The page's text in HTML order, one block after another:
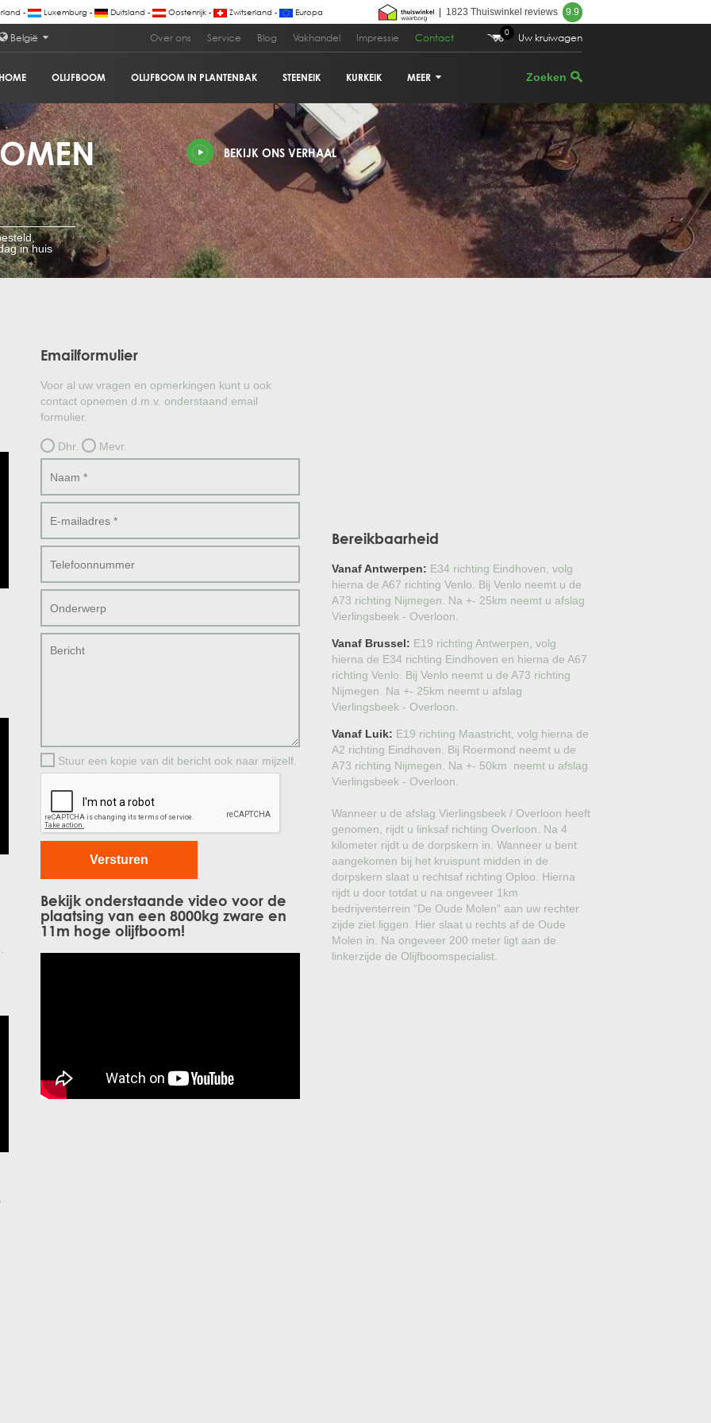
- Luxemburg - Duitsland - Oostenrijk - Zwitserland - Europa 1823 Thuiswinkel reviews 9.9
België Over ons Service Blog Vakhandel Impressie Contact 0 Uw kruiwagen
HOME OLIJFBOOM OLIJFBOOM IN PLANTENBAK STEENEIK KURKEIK MEER
VIJGENBOOM
PALMBOOM
DRUIVENRANK
GRANAATAPPELBOOM
PERZISCHE SLAAPBOOM
JAPANSE ESDOORN
JAPANSE BONSAI
BOLVORMIGE DEN
JAPANSE WOLMISPEL
TOSCAANSE JASMIJN
VORMSNOEI
BAMBOE
JUDASBOOM
PORTUGESE LAURIER
BEKIJK ONS VERHAAL
in huis
Emailformulier
Voor al uw vragen en opmerkingen kunt u ook
contact opnemen d.m.v. onderstaand email
formulier.
Dhr. Mevr.
Stuur een kopie van dit bericht ook naar mijzelf.
Bekijk onderstaande video voor de
plaatsing van een 8000kg zware en
11m hoge olijfboom!
Bereikbaarheid
Vanaf Antwerpen: E34 richting Eindhoven, volg
hierna de A67 richting Venlo. Bij Venlo neemt u de
A73 richting Nijmegen. Na +- 25km neemt u afslag
Vierlingsbeek - Overloon.
Vanaf Brussel: E19 richting Antwerpen, volg
hierna de E34 richting Eindhoven en hierna de A67
richting Venlo. Bij Venlo neemt u de A73 richting
Nijmegen. Na +- 25km neemt u afslag
Vierlingsbeek - Overloon.
Vanaf Luik: E19 richting Maastricht, volg hierna de
A2 richting Eindhoven. Bij Roermond neemt u de
A73 richting Nijmegen. Na +- 50km neemt u afslag
Vierlingsbeek - Overloon.
Wanneer u de afslag Vierlingsbeek / Overloon heeft
genomen, rijdt u linksaf richting Overloon. Na 4
kilometer rijdt u de dorpskern in. Wanneer u bent
aangekomen bij het kruispunt midden in de
dorpskern slaat u rechtsaf richting Oploo. Hierna
rijdt u door totdat u na ongeveer 1km
bedrijventerrein “De Oude Molen” aan uw rechter
zijde ziet liggen. Hier slaat u rechts af de Oude
Molen in. Na ongeveer 200 meter ligt aan de
linkerzijde de Olijfboomspecialist.